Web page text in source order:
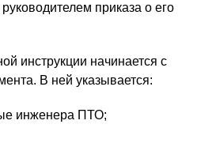
приказа о его
инструкции начинается с
В ней указывается:
инженера ПТО;